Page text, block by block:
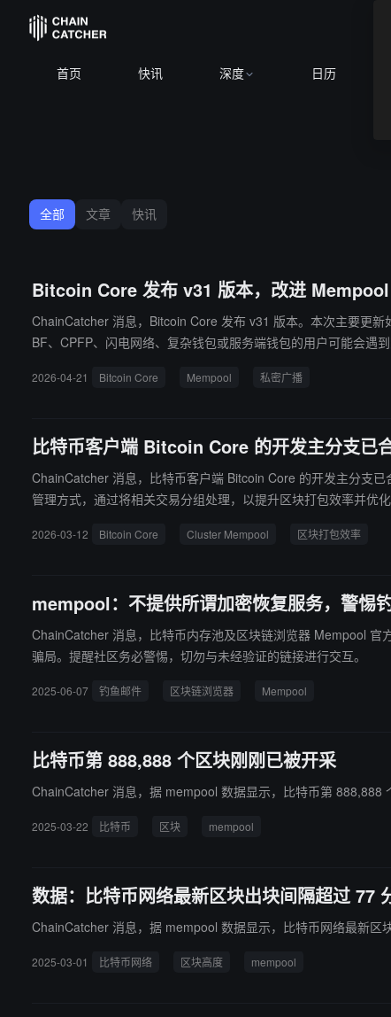
首页 快讯 深度 日历
全部 文章 快讯
Bitcoin Core 发布 v31 版本，改进
ChainCatcher 消息，Bitcoin Core 发布 v31 版本。本次主要更
BF、CPFP、闪电网络、复杂钱包或服务端钱包的用户可能会遇
2026-04-21 Bitcoin Core Mempool 私密广播
比特币客户端 Bitcoin Core 的开发主分支已
ChainCatcher 消息，比特币客户端 Bitcoin Core 的开发主分支
管理方式，通过将相关交易分组处理，以提升区块打包效率并优
2026-03-12 Bitcoin Core Cluster Mempool 区块打包效率
mempool：不提供所谓加密恢复服务，警惕
ChainCatcher 消息，比特币内存池及区块链浏览器 Mempool 官
骗局。提醒社区务必警惕，切勿与未经验证的链接进行交互。
2025-06-07 钓鱼邮件 区块链浏览器 Mempool
比特币第 888,888 个区块刚刚已被开采
ChainCatcher 消息，据 mempool 数据显示，比特币第 888,888
2025-03-22 比特币 区块 mempool
数据：比特币网络最新区块出块间隔超过 77
ChainCatcher 消息，据 mempool 数据显示，比特币网络最新
2025-03-01 比特币网络 区块高度 mempool